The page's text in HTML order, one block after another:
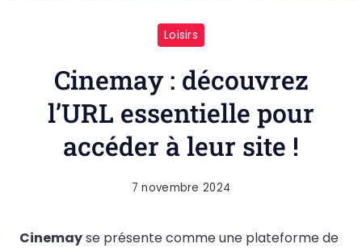
Loisirs
Cinemay : découvrez
l’URL essentielle pour
accéder à leur site !
7 novembre 2024
Cinemayse présente comme une plateforme de